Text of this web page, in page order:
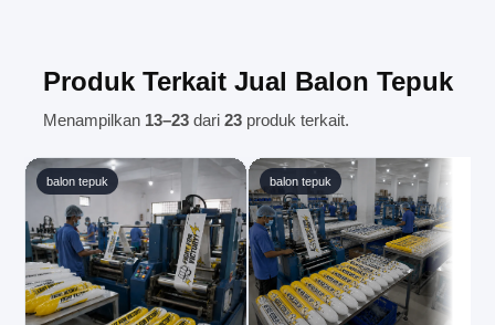
diproses dengan baik.
Produk Terkait Jual Balon Tepuk
Menampilkan 13–23dari 23produk terkait.
balon tepuk balon tepuk